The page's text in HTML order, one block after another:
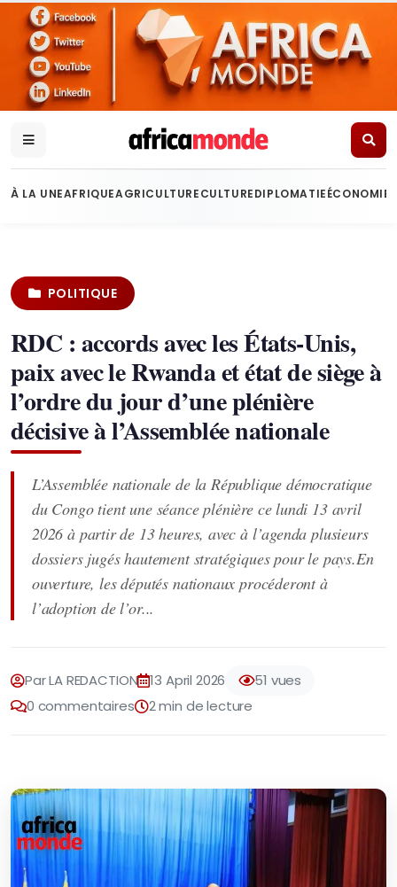
À LA UNEAFRIQUEAGRICULTURECULTUREDIPLOMATIEÉCONOMIE
POLITIQUE
RDC : accords avec les États-Unis,
paix avec le Rwanda et état de siège à
l’ordre du jour d’une plénière
décisive à l’Assemblée nationale
L’Assemblée nationale de la République démocratique
du Congo tient une séance plénière ce lundi 13 avril
2026 à partir de 13 heures, avec à l’agenda plusieurs
dossiers jugés hautement stratégiques pour le pays.En
ouverture, les députés nationaux procéderont à
l’adoption de l’or...
Par LA REDACTION 13 April 2026
51 vues
0 commentaires
2 min de lecture